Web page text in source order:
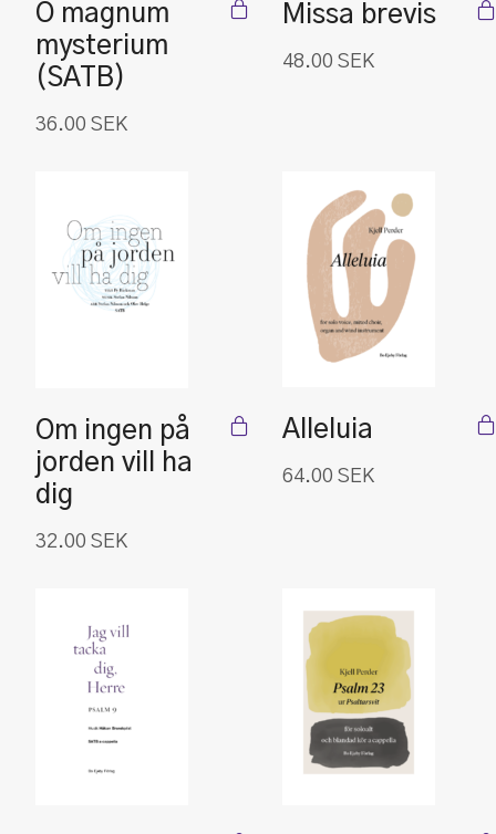
O magnum
mysterium
(SATB)
36.00 SEK
Missa brevis
48.00 SEK
Om ingen på
jorden vill ha
dig
32.00 SEK
Alleluia
64.00 SEK